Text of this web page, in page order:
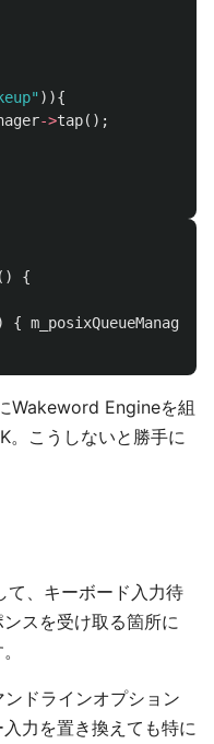
)){
->tap();
()
{
{ m_posixQueueManager
Wakeword Engineを組
。こうしないと勝手に
、キーボード入力待
スを受け取る箇所に
ドラインオプション
力を置き換えても特に